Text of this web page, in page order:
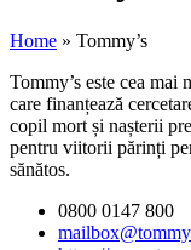
Home » Tommy’s
Tommy’s este cea
care finanțează
copil mort și nașterii
pentru viitorii părinți
sănătos.
0800 0147 800